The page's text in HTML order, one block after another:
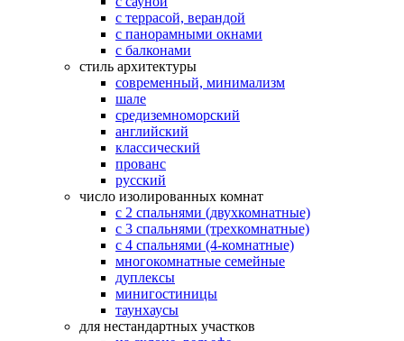
с террасой, верандой
с панорамными окнами
с балконами
стиль архитектуры
современный, минимализм
шале
средиземноморский
английский
классический
прованс
русский
число изолированных комнат
с 2 спальнями (двухкомнатные)
с 3 спальнями (трехкомнатные)
с 4 спальнями (4-комнатные)
многокомнатные семейные
дуплексы
минигостиницы
таунхаусы
для нестандартных участков